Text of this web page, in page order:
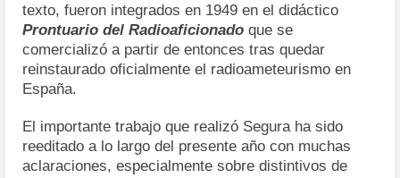
texto, fueron integrados en 1949 en el didáctico
Prontuario del Radioaficionado que se
comercializó a partir de entonces tras quedar
reinstaurado oficialmente el radioameteurismo en
España.
El importante trabajo que realizó Segura ha sido
reeditado a lo largo del presente año con muchas
aclaraciones, especialmente sobre distintivos de